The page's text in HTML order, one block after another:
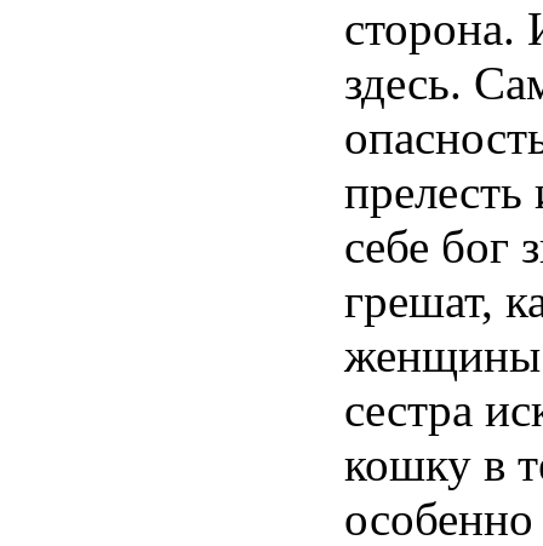
сторона.
здесь.
себе бог
грешат,
сестра
кошку в
особенно